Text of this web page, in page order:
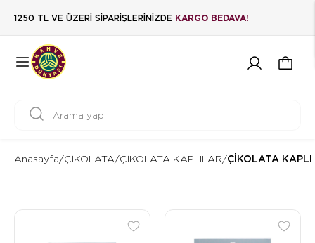
1250 TL VE ÜZERİ SİPARİŞLERİNİZDE KARGO BEDAVA!
Anasayfa/ÇİKOLATA/ÇİKOLATA KAPLILAR/ÇİKOLATA KAPLI